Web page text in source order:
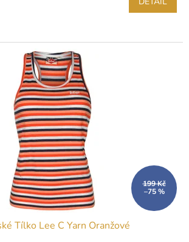
199 Kč
–75 %
Tílko Lee C Yarn Oranžové